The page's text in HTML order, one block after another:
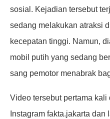
sosial. Kejadian tersebut
sedang melakukan atraksi
kecepatan tinggi. Namun,
mobil putih yang sedang
sang pemotor menabrak
Video tersebut pertama
Instagram fakta.jakarta